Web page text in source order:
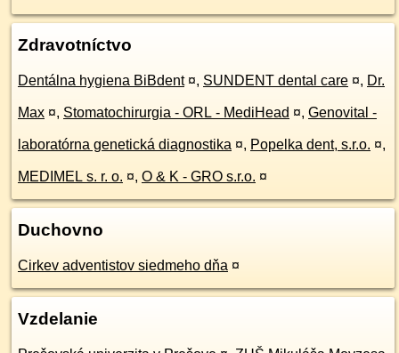
Zdravotníctvo
Dentálna hygiena BiBdent ¤, SUNDENT dental care ¤, Dr.
Max ¤, Stomatochirurgia - ORL - MediHead ¤, Genovital -
laboratórna genetická diagnostika ¤, Popelka dent, s.r.o. ¤,
MEDIMEL s. r. o. ¤, O & K - GRO s.r.o. ¤
Duchovno
Cirkev adventistov siedmeho dňa ¤
Vzdelanie